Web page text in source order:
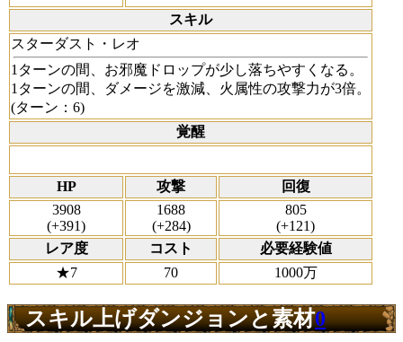
スキル
スターダスト・レオ
1ターンの間、お邪魔ドロップが少し落ちやすくなる。
1ターンの間、ダメージを激減、火属性の攻撃力が3倍。
(ターン：6)
覚醒
HP 攻撃
回復
3908
(+391)
1688
(+284)
805
(+121)
レア度
コスト
必要経験値
★7
70 1000万
スキル上げダンジョンと素材0